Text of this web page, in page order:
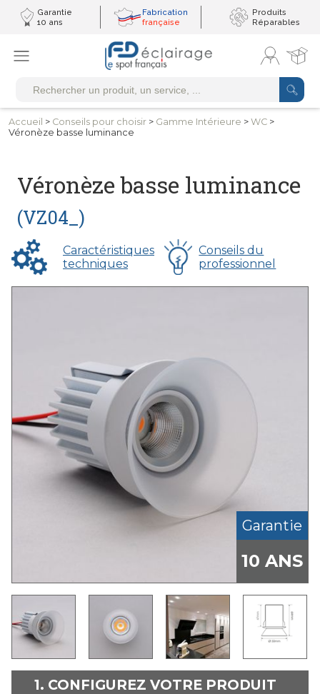
Garantie
10 ans
Fabrication
française
Produits
Réparables
Accueil > Conseils pour choisir > Gamme Intérieure > WC >
Véronèze basse luminance
Véronèze basse luminance
(VZ04_)
Caractéristiques
techniques
Conseils du
professionnel
Garantie
10 ANS
1. CONFIGUREZ VOTRE PRODUIT